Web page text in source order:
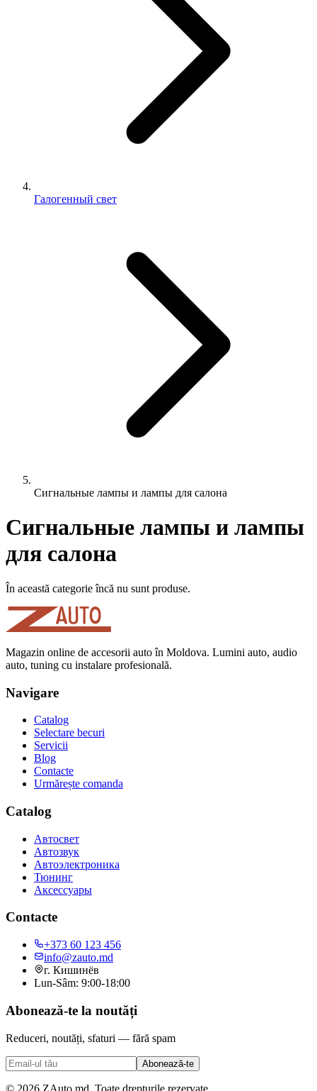
Галогенный свет
Сигнальные лампы и лампы для салона
Сигнальные лампы и лампы
для салона
În această categorie încă nu sunt produse.
Magazin online de accesorii auto în Moldova. Lumini auto, audio
auto, tuning cu instalare profesională.
Navigare
Catalog
Selectare becuri
Servicii
Blog
Contacte
Urmărește comanda
Catalog
Автосвет
Автозвук
Автоэлектроника
Тюнинг
Аксессуары
Contacte
+373 60 123 456
info@zauto.md
г. Кишинёв
Lun-Sâm: 9:00-18:00
Abonează-te la noutăți
Reduceri, noutăți, sfaturi — fără spam
Abonează-te
© 2026 ZAuto.md. Toate drepturile rezervate